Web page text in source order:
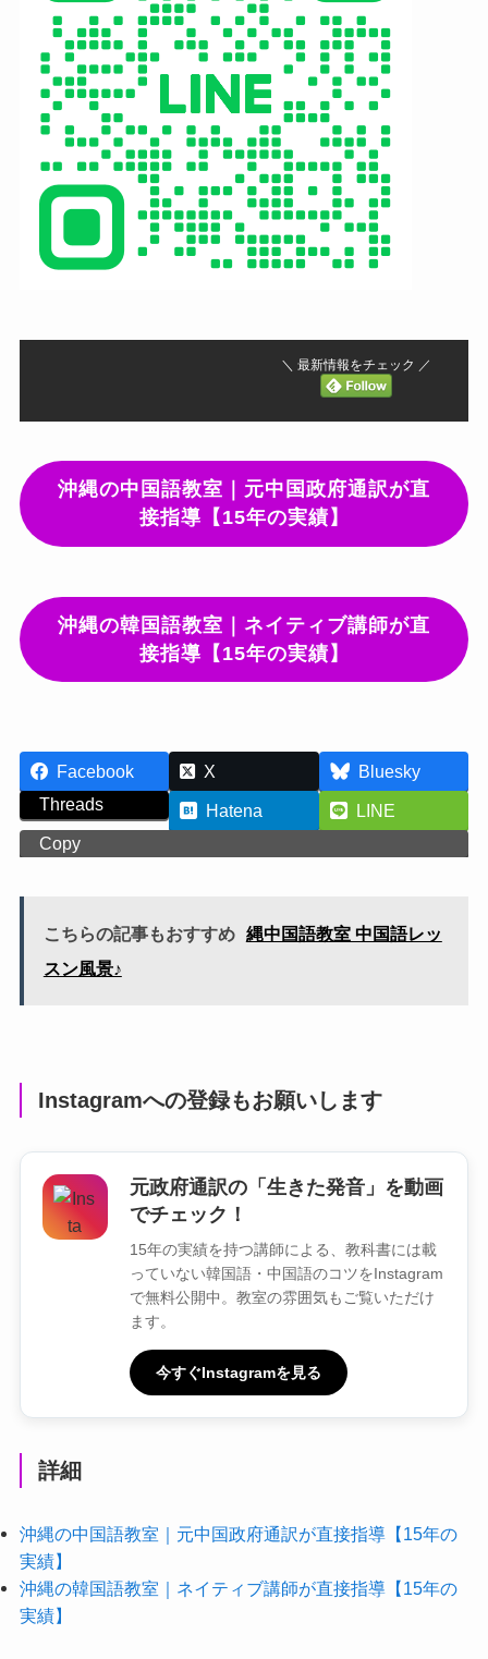
＼ 最新情報をチェック ／
沖縄の中国語教室｜元中国政府通訳が直
接指導【15年の実績】
沖縄の韓国語教室｜ネイティブ講師が直
接指導【15年の実績】
Facebook X
Bluesky
Threads
Hatena
LINE
Copy
こちらの記事もおすすめ 縄中国語教室 中国語レッ
スン風景♪
Instagramへの登録もお願いします
元政府通訳の「生きた発音」を動画
でチェック！
15年の実績を持つ講師による、教科書には載
っていない韓国語・中国語のコツをInstagram
で無料公開中。教室の雰囲気もご覧いただけ
ます。
今すぐInstagramを見る
詳細
沖縄の中国語教室｜元中国政府通訳が直接指導【15年の
実績】
沖縄の韓国語教室｜ネイティブ講師が直接指導【15年の
実績】